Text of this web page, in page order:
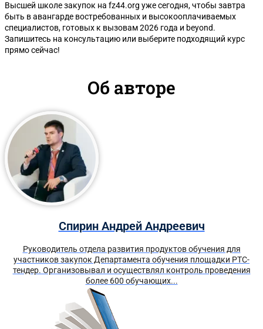
Высшей школе закупок на fz44.org уже сегодня, чтобы завтра
быть в авангарде востребованных и высокооплачиваемых
специалистов, готовых к вызовам 2026 года и beyond.
Запишитесь на консультацию или выберите подходящий курс
прямо сейчас!
Об авторе
Спирин Андрей Андреевич
Руководитель отдела развития продуктов обучения для
участников закупок Департамента обучения площадки РТС-
тендер. Организовывал и осуществлял контроль проведения
более 600 обучающих...